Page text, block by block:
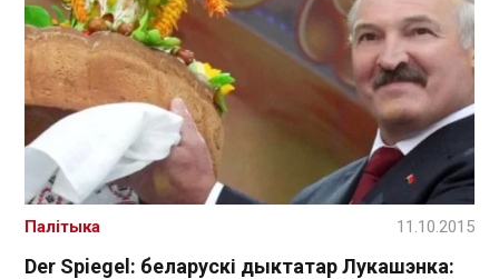
Der Spiegel: беларускі дыктатар Лукашэнка:
Палітыка 11.10.2015